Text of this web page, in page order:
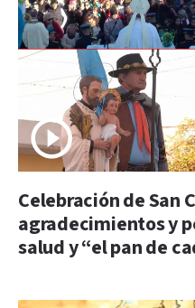
Celebración de San
agradecimientos y
salud y “el pan de